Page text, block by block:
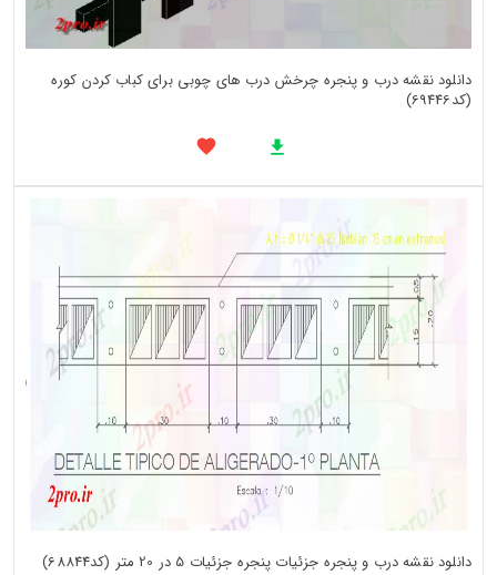
دانلود نقشه درب و پنجره چرخش درب های چوبی برای کباب کردن کوره
(کد69446)
دانلود نقشه درب و پنجره جزئیات پنجره جزئیات 5 در 20 متر (کد68844)